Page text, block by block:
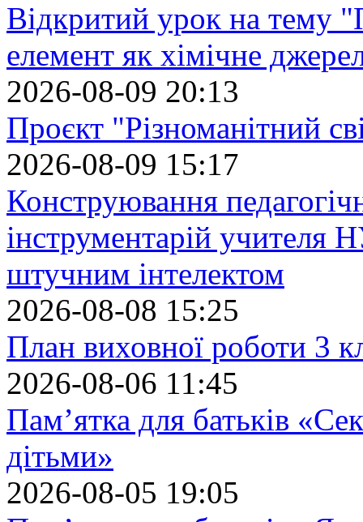
Відкритий урок на тему
елемент як хімічне
2026-08-09 20:13
Проєкт "Різноманітний
2026-08-09 15:17
Конструювання
інструментарій учителя
штучним інтелектом
2026-08-08 15:25
План виховної роботи 3
2026-08-06 11:45
Пам’ятка для батьків
дітьми»
2026-08-05 19:05